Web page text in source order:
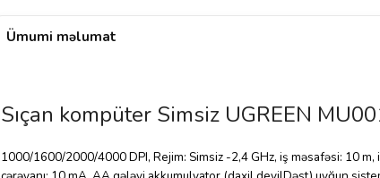
Ümumi məlumat
Sıçan kompüter Simsiz UGREEN
1000/1600/2000/4000 DPI, Rejim: Simsiz -2,4 GHz, iş məsafəsi: 10